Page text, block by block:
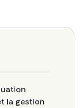
la gestion